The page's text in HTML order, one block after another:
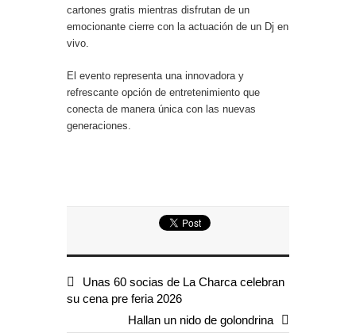
cartones gratis mientras disfrutan de un
emocionante cierre con la actuación de un Dj en
vivo.
El evento representa una innovadora y
refrescante opción de entretenimiento que
conecta de manera única con las nuevas
generaciones.
Unas 60 socias de La Charca celebran
su cena pre feria 2026
Hallan un nido de golondrina